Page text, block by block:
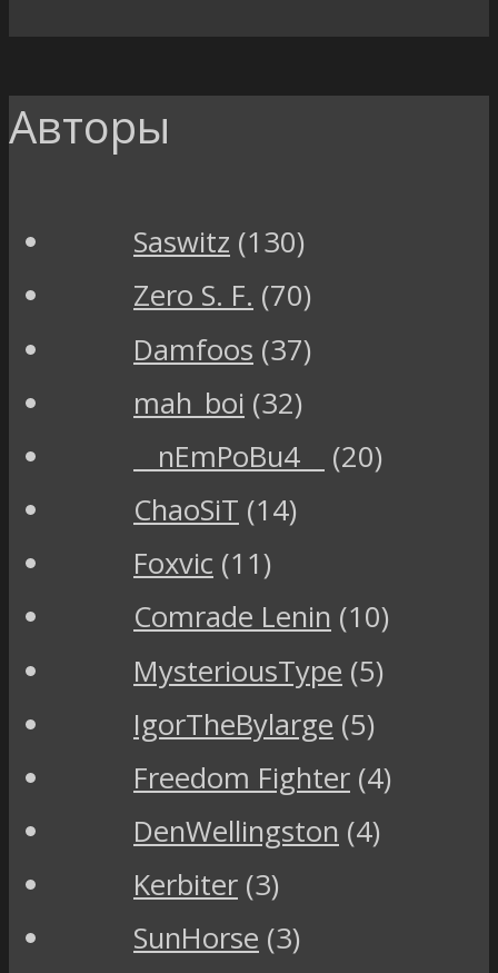
Авторы
Saswitz (130)
Zero S. F. (70)
Damfoos (37)
mah_boi (32)
__nEmPoBu4__
(20)
ChaoSiT (14)
Foxvic (11)
Comrade Lenin (10)
MysteriousType (5)
IgorTheBylarge (5)
Freedom Fighter (4)
DenWellingston (4)
Kerbiter (3)
SunHorse (3)